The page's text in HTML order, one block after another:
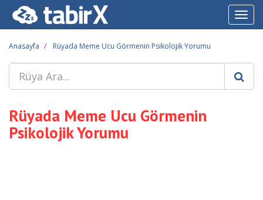
Anasayfa Rüyada Meme Ucu Görmenin Psikolojik Yorumu
Rüyada Meme Ucu Görmenin
Psikolojik Yorumu